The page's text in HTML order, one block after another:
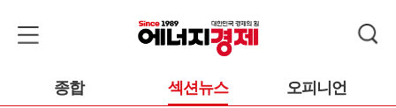
종합 섹션뉴스 오피니언